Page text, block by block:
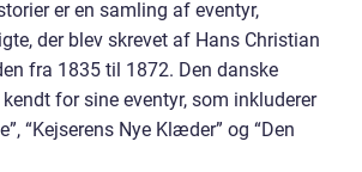
er en samling af eventyr,
der blev skrevet af Hans Christian
fra 1835 til 1872. Den danske
for sine eventyr, som inkluderer
“Kejserens Nye Klæder” og “Den